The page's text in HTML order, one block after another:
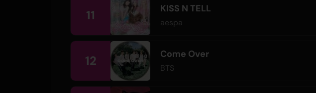
11 KISS N TELL
aespa
12 Come Over
BTS